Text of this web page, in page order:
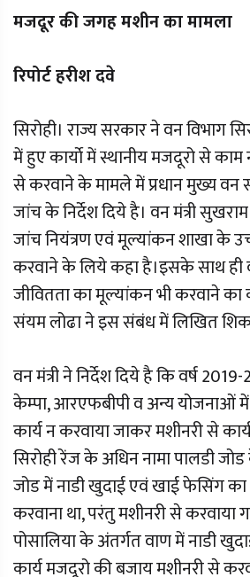
मजदूर की जगह मशीन का मामला
रिपोर्ट हरीश दवे
सिरोही। राज्य सरकार ने वन विभाग
में हुए कार्याे में स्थानीय मजदूरो से
से करवाने के मामले में प्रधान मुख्य वन
जांच के निर्देश दिये है। वन मंत्री
जांच नियंत्रण एवं मूल्यांकन शाखा के
करवाने के लिये कहा है।इसके साथ ही
जीवितता का मूल्यांकन भी करवाने
संयम लोढा ने इस संबंध में लिखित
वन मंत्री ने निर्देश दिये है कि वर्ष
केम्पा, आरएफबीपी व अन्य योजनाओं
कार्य न करवाया जाकर मशीनरी से
सिरोही रेंज के अधिन नामा पालडी
जोड में नाडी खुदाई एवं खाई फेसिंग
करवाना था, परंतु मशीनरी से करवाया
पोसालिया के अंतर्गत वाण में नाडी
कार्य मजदूरो की बजाय मशीनरी से